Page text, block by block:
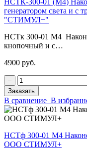
генератором света и с
"СТИМУЛ+"
НСТк 300-01 М4
кнопочный и с…
4900 руб.
‒
Заказать
В сравнение В
НСТф 300-01 М4
ООО СТИМУЛ+